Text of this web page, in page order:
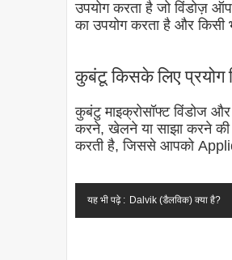
उपयोग करता है जो विंडोज़
का उपयोग करता है और
कुबंटू किसके लिए प्रयोग
कुबंटु माइक्रोसॉफ्ट विंडोज
करने, खेलने या साझा करने
करती है, जिससे आपको
यह भी पढ़े : Dalvik (डैलविक) क्या है?